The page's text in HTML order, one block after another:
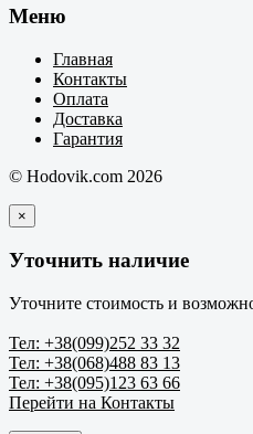
Меню
Главная
Контакты
Оплата
Доставка
Гарантия
© Hodovik.com 2026
×
Уточнить наличие
Уточните стоимость и
Тел: +38(099)252 33 32
Тел: +38(068)488 83 13
Тел: +38(095)123 63 66
Перейти на Контакты